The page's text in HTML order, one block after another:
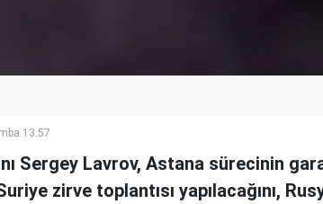
13:57
Sergey Lavrov, Astana sürecinin
zirve toplantısı yapılacağını,